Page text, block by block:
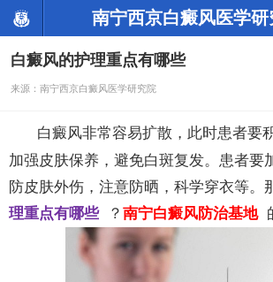
南宁西京白癜风医学研
白癜风的护理重点有哪些
来源：南宁西京白癜风医学研究院
白癜风非常容易扩散，此时患者要
加强皮肤保养，避免白斑复发。患者要
防皮肤外伤，注意防晒，科学穿衣等。
理重点有哪些
？ 南宁白癜风防治基地